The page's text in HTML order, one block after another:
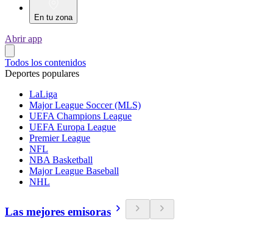
En tu zona
Abrir app
Todos los contenidos
Deportes populares
LaLiga
Major League Soccer (MLS)
UEFA Champions League
UEFA Europa League
Premier League
NFL
NBA Basketball
Major League Baseball
NHL
Las mejores emisoras